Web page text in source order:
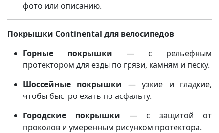
фото или описанию.
Покрышки Continental для велосипедов
Горные покрышки — с рельефным
протектором для езды по грязи, камням и песку.
Шоссейные покрышки — узкие и гладкие,
чтобы быстро ехать по асфальту.
Городские покрышки — с защитой от
проколов и умеренным рисунком протектора.